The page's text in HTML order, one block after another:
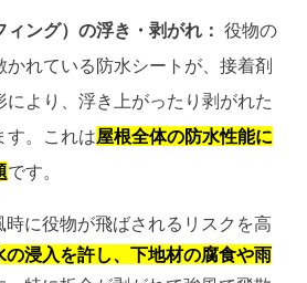
ング）の浮き・剥がれ： 役物の
かれている防水シートが、接着剤
により、浮き上がったり剥がれた
す。これは屋根全体の防水性能に
です。
に役物が飛ばされるリスクを高
の浸入を許し、下地材の腐食や雨